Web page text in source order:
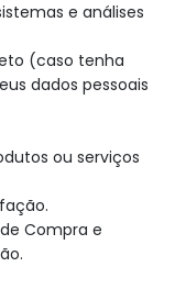
e análises
(caso tenha
dados pessoais
ou serviços
Compra e